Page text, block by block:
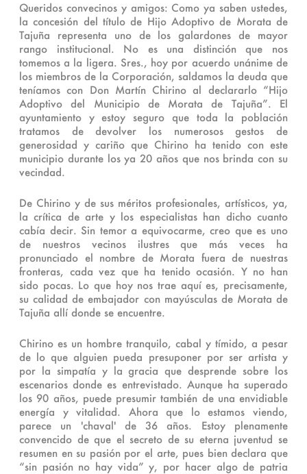
Queridos convecinos y amigos: Como ya saben ustedes,
la concesión del título de Hijo Adoptivo de Morata de
Tajuña representa uno de los galardones de mayor
rango institucional. No es una distinción que nos
tomemos a la ligera. Sres., hoy por acuerdo unánime de
los miembros de la Corporación, saldamos la deuda que
teníamos con Don Martín Chirino al declararlo “Hijo
Adoptivo del Municipio de Morata de Tajuña”. El
ayuntamiento y estoy seguro que toda la población
tratamos de devolver los numerosos gestos de
generosidad y cariño que Chirino ha tenido con este
municipio durante los ya 20 años que nos brinda con su
vecindad.
De Chirino y de sus méritos profesionales, artísticos, ya,
la crítica de arte y los especialistas han dicho cuanto
cabía decir. Sin temor a equivocarme, creo que es uno
de nuestros vecinos ilustres que más veces ha
pronunciado el nombre de Morata fuera de nuestras
fronteras, cada vez que ha tenido ocasión. Y no han
sido pocas. Lo que hoy nos trae aquí es, precisamente,
su calidad de embajador con mayúsculas de Morata de
Tajuña allí donde se encuentre.
Chirino es un hombre tranquilo, cabal y tímido, a pesar
de lo que alguien pueda presuponer por ser artista y
por la simpatía y la gracia que desprende sobre los
escenarios donde es entrevistado. Aunque ha superado
los 90 años, puede presumir también de una envidiable
energía y vitalidad. Ahora que lo estamos viendo,
parece un 'chaval' de 36 años. Estoy plenamente
convencido de que el secreto de su eterna juventud se
resumen en su pasión por el arte, pues bien declara que
“sin pasión no hay vida” y, por hacer algo de patria